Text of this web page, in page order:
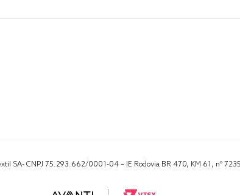
SA- CNPJ 75.293.662/0001-04 – IE Rodovia BR 470, KM 61, nº